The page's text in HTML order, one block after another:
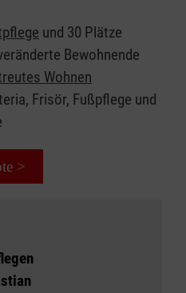
und 30 Plätze
Bewohnende
Wohnen
Frisör, Fußpflege und
>